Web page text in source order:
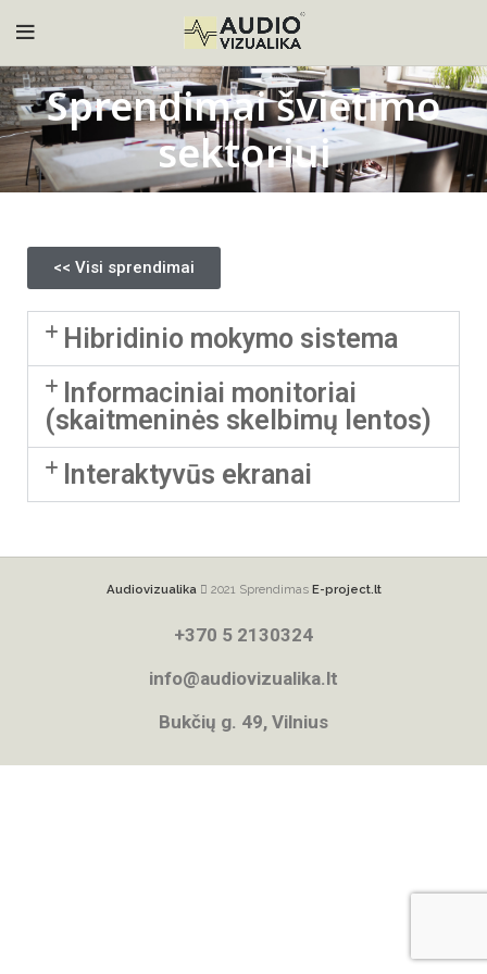
Sprendimai švietimo
sektoriui
<< Visi sprendimai
Hibridinio mokymo sistema
Informaciniai monitoriai
(skaitmeninės skelbimų lentos)
Interaktyvūs ekranai
Audiovizualika 2021 Sprendimas E-project.lt
+370 5 2130324
info@audiovizualika.lt
Bukčių g. 49, Vilnius